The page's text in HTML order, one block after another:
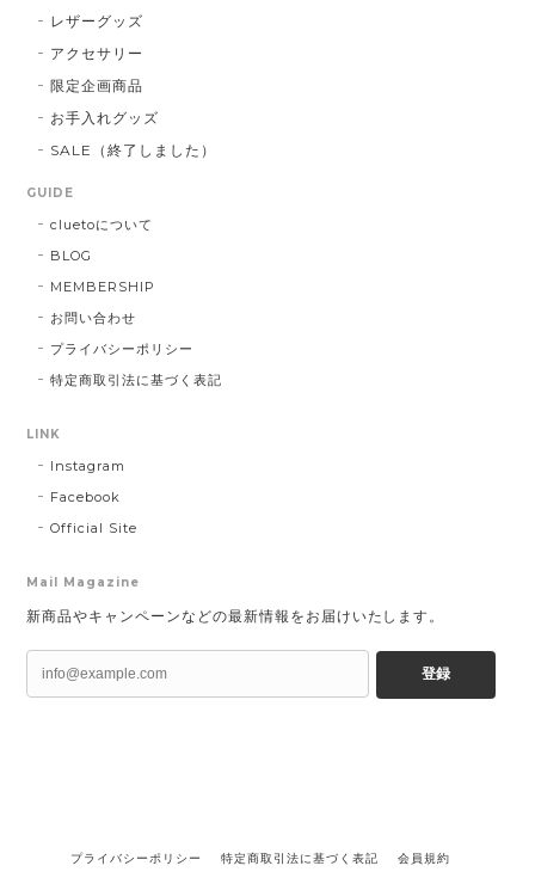
レザーグッズ
アクセサリー
限定企画商品
お手入れグッズ
SALE（終了しました）
GUIDE
cluetoについて
BLOG
MEMBERSHIP
お問い合わせ
プライバシーポリシー
特定商取引法に基づく表記
LINK
Instagram
Facebook
Official Site
Mail Magazine
新商品やキャンペーンなどの最新情報をお届けいたします。
登録
プライバシーポリシー 特定商取引法に基づく表記 会員規約